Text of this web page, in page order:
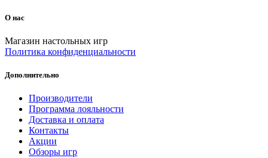
О нас
Магазин настольных игр
Политика конфиденциальности
Дополнительно
Производители
Программа лояльности
Доставка и оплата
Контакты
Акции
Обзоры игр